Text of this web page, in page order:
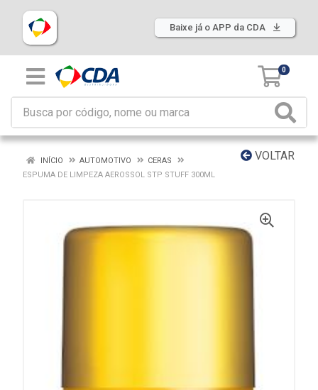
Baixe já o APP da CDA
0
VOLTAR
INÍCIO AUTOMOTIVO
CERAS
ESPUMA DE LIMPEZA AEROSSOL STP STUFF 300ML